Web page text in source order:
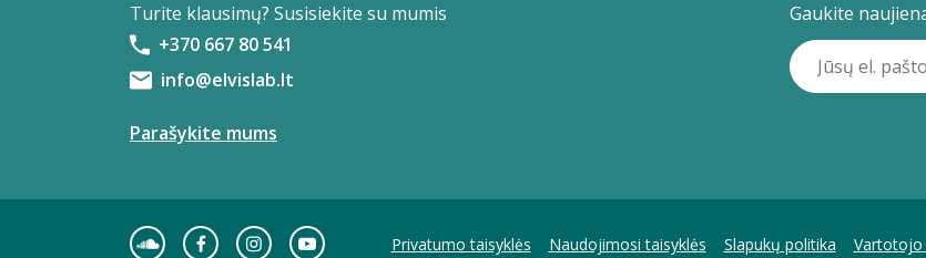
Turite klausimų? Susisiekite su mumis
+370 667 80 541
info@elvislab.lt
Parašykite mums
Gaukite
Privatumo taisyklės Naudojimosi taisyklės Slapukų politika Vartotojo